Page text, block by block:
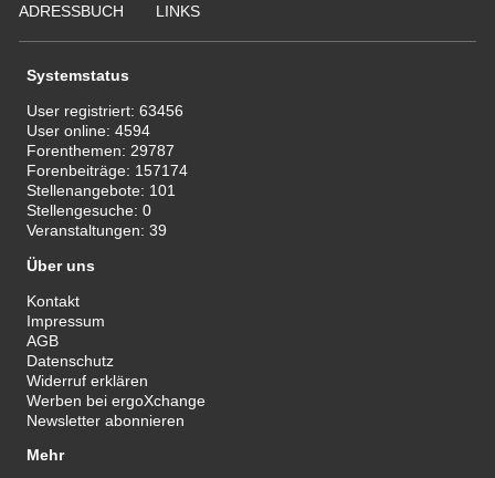
ADRESSBUCH
LINKS
Systemstatus
User registriert:63456
User online:4594
Forenthemen: 29787
Forenbeiträge: 157174
Stellenangebote: 101
Stellengesuche:0
Veranstaltungen:39
Über uns
Kontakt
Impressum
AGB
Datenschutz
Widerruf erklären
Werben bei ergoXchange
Newsletter abonnieren
Mehr